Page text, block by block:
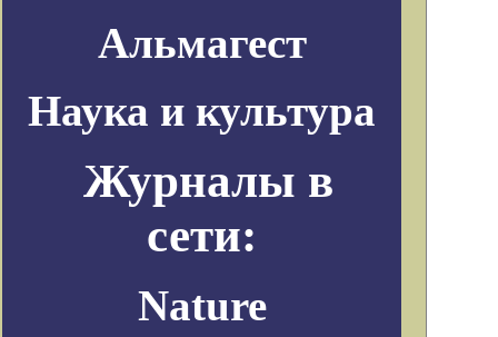
Альмагест
Наука и культура
Журналы в
сети:
Nature